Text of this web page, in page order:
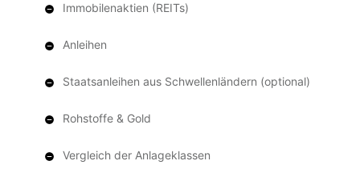
Immobilenaktien (REITs)
Anleihen
Staatsanleihen aus Schwellenländern (optional)
Rohstoffe & Gold
Vergleich der Anlageklassen